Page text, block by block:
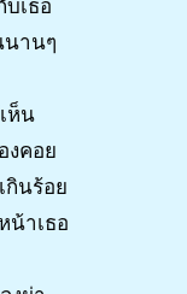
บเธอ
นานๆ
ห็น
งคอย
กินร้อย
น้าเธอ